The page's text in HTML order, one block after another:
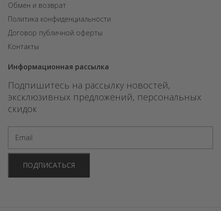
Обмен и возврат
Политика конфиденциальности
Договор публичной оферты
Контакты
Информационная рассылка
Подпишитесь на рассылку новостей,
эксклюзивных предложений, персональных
скидок
ПОДПИСАТЬСЯ